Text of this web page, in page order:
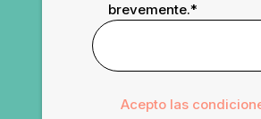
brevemente.*
Acepto las